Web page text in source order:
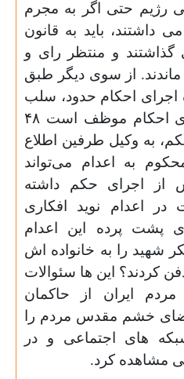
رژیم حتی اگر به مجرم
داشتند، باید به قانون
و منتظر رای و
از سوی دیگر طبق
«نحوه اجرای احکام حدود، سلب
حیات و...» قاضی اجرای احکام موظف است ۴۸
به وکیل طرفین اطلاع
ماده ۳۵، محکوم به اعدام می‌تواند
از اجرای حکم داشته
در اعدام نوید افکاری
پشت پرده این اعدام
شهید را به خانواده اش
کردند؟ این ها سئوالات
ایران از حاکمان
خشم مقدس مردم را
های اجتماعی و در
مشاهده کرد.